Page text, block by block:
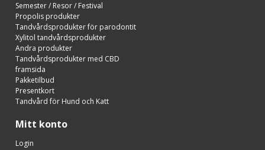
Semester / Resor / Festival
Propolis produkter
Tandvårdsprodukter för parodontit
Xylitol tandvårdsprodukter
Andra produkter
Tandvårdsprodukter med CBD
framsida
Pakketilbud
Presentkort
Tandvård för Hund och Katt
Mitt konto
Login